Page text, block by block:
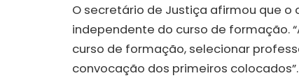
O secretário de Justiça afirmou que
independente do curso de formação.
curso de formação, selecionar
convocação dos primeiros colocados”.